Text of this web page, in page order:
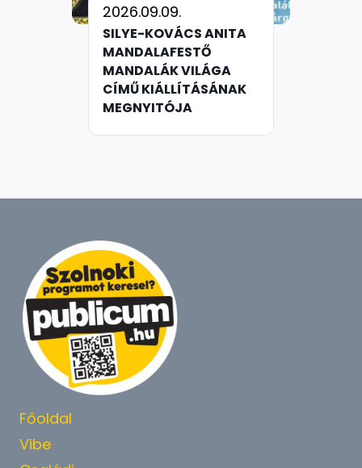
2026.09.09.
SILYE-KOVÁCS ANITA
MANDALAFESTŐ
MANDALÁK VILÁGA
CÍMŰ KIÁLLÍTÁSÁNAK
MEGNYITÓJA
Főoldal
Vibe